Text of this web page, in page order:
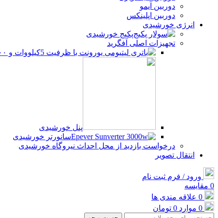
دوربین آیمو
دوربین اپلینکس
انرژی خورشیدی
پکیج خورشیدی
تجهیزات اصلی آفگرید
پنل خورشیدی
سانورتر خورشیدی
درخواست بازدید از محل احداث نیروگاه خورشیدی
انتقال تصویر
ورود / فرم ثبت نام
0 مقایسه
0 علاقه مندی ها
0 موارد 0 تومان